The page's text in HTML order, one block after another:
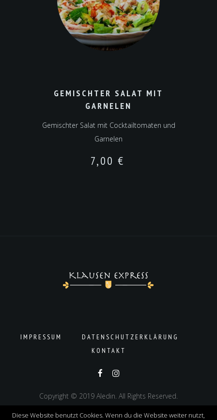
GEMISCHTER SALAT MIT
GARNELEN
Gemischter Salat mit Cocktailtomaten und
Garnelen
7,00 €
IMPRESSUM
DATENSCHUTZERKLÄRUNG
KONTAKT
Copyright © 2019 Aledin. All Rights Reserved.
Diese Website benutzt Cookies. Wenn du die Website weiter nutzt,